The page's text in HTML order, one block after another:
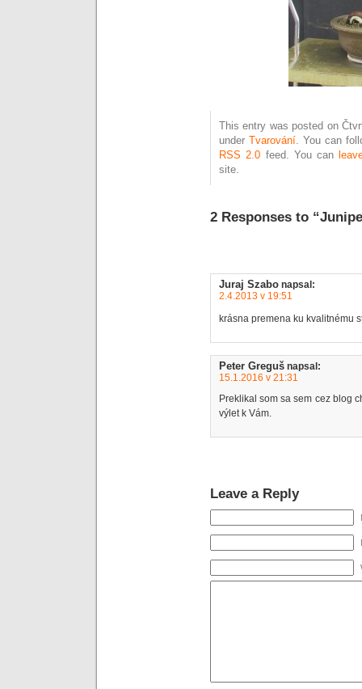
This entry was posted on
underTvarování . You can
RSS 2.0 feed. You can
site.
2 Responses to
Juraj Szabo napsal:
2.4.2013 v 19:51
krásna premena ku kvalitnému
Peter Greguš napsal:
15.1.2016 v 21:31
Preklikal som sa sem cez blog
výlet k Vám.
Leave a Reply